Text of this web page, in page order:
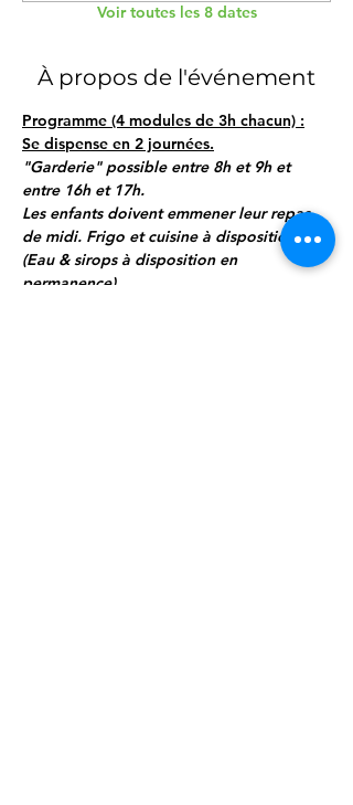
Voir toutes les 8 dates
À propos de l'événement
Programme (4 modules de 3h chacun) :
Se dispense en 2 journées.
"Garderie" possible entre 8h et 9h et
entre 16h et 17h.
Les enfants doivent emmener leur repas
de midi. Frigo et cuisine à disposition.
(Eau & sirops à disposition en
permanence)